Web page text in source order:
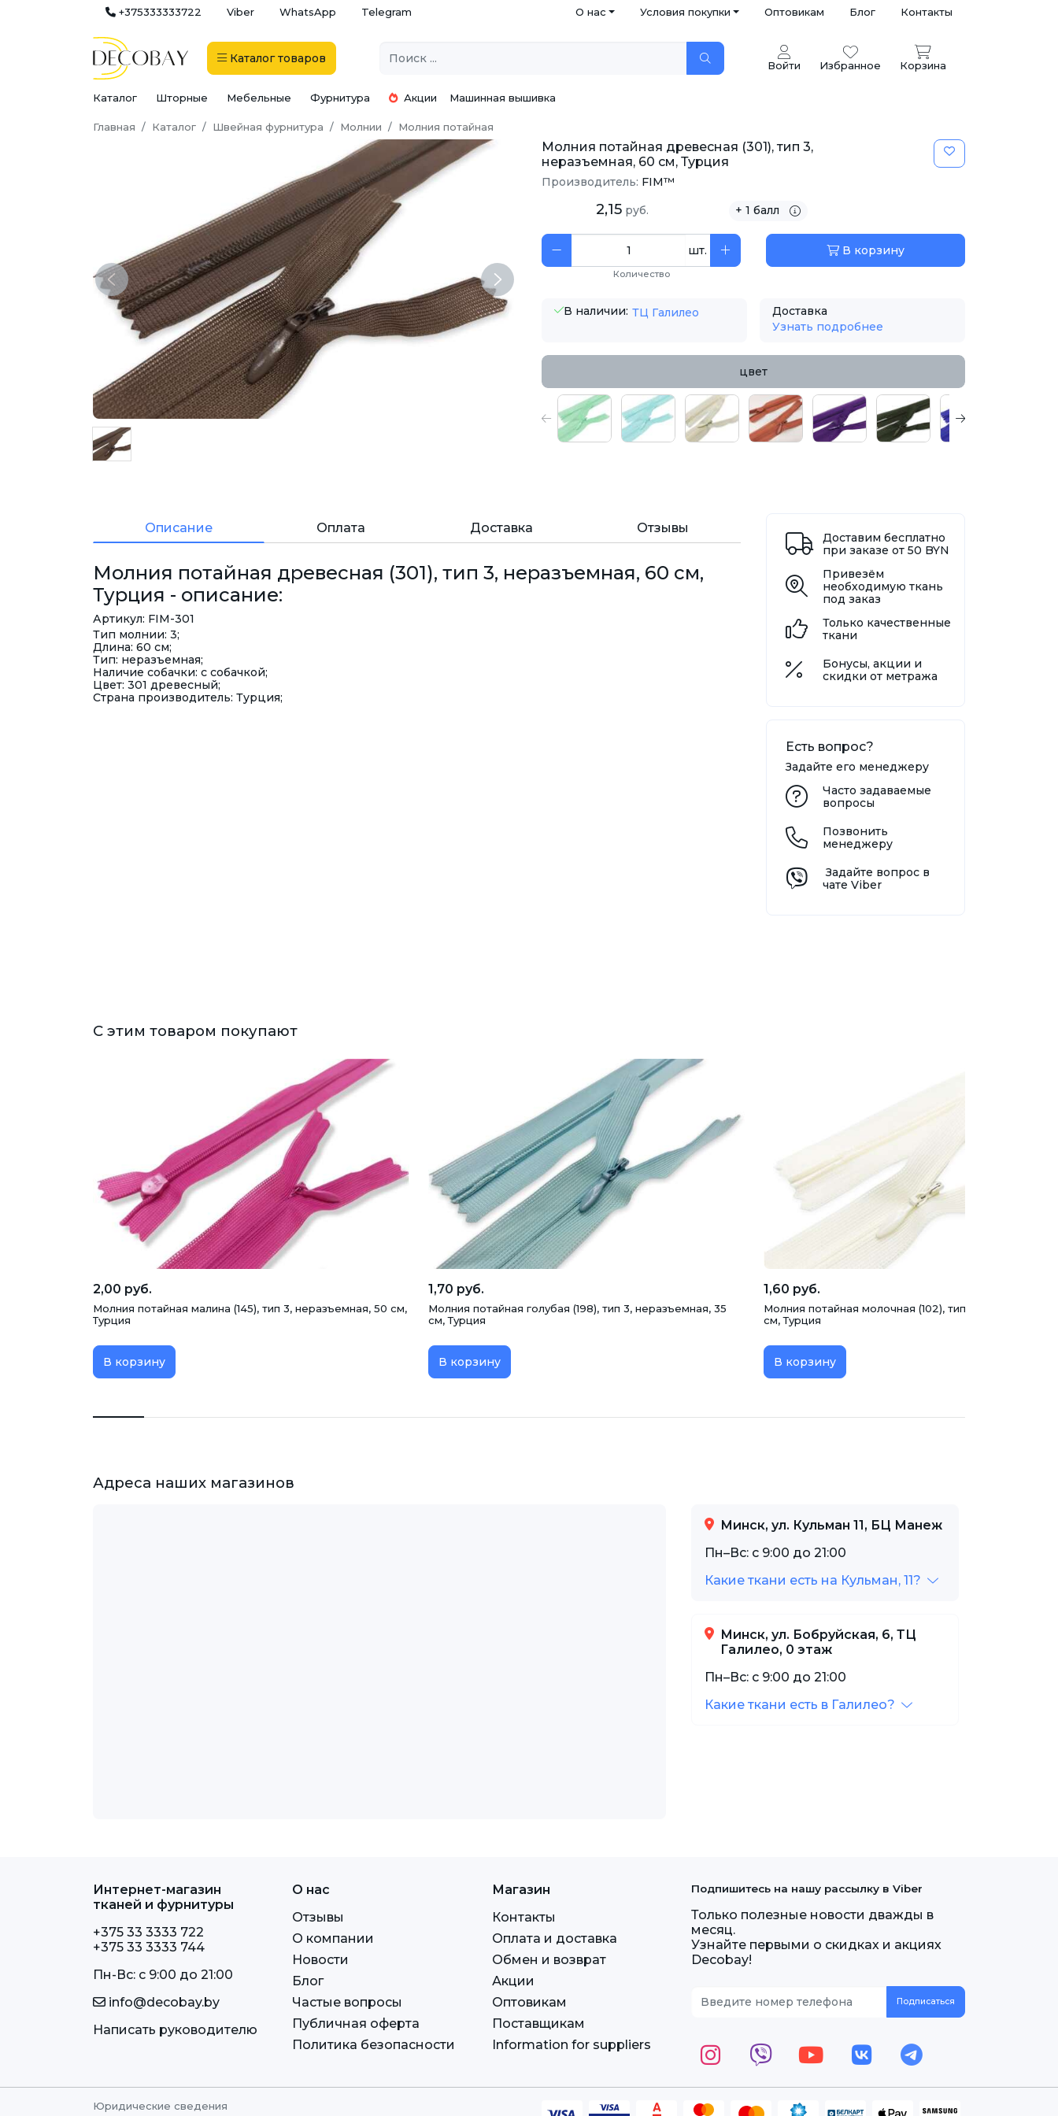
+375333333722 Viber WhatsApp Telegram О нас Условия покупки Оптовикам Блог Контакты
Каталог товаров Войти Избранное Корзина
Каталог Шторные Мебельные Фурнитура Акции Машинная вышивка
Главная Каталог Швейная фурнитура Молнии Молния потайная
Previous Next
Молния потайная древесная (301), тип 3,
неразъемная, 60 см, Турция
Производитель: FIM™
2,15 руб. + 1 балл
шт.
Количество
В корзину
В наличии: ТЦ Галилео
Доставка
Узнать подробнее
цвет
Описание Оплата Доставка Отзывы
Молния потайная древесная (301), тип 3, неразъемная, 60 см,
Турция - описание:
Артикул: FIM-301
Тип молнии: 3;
Длина: 60 см;
Тип: неразъемная;
Наличие собачки: с собачкой;
Цвет: 301 древесный;
Страна производитель: Турция;
Доставим бесплатно
при заказе от 50 BYN
Привезём
необходимую ткань
под заказ
Только качественные
ткани
Бонусы, акции и
скидки от метража
Есть вопрос?
Задайте его менеджеру
Часто задаваемые
вопросы
Позвонить
менеджеру
Задайте вопрос в
чате Viber
С этим товаром покупают
2,00 руб.
Молния потайная малина (145), тип 3, неразъемная, 50 см,
Турция
В корзину
1,70 руб.
Молния потайная голубая (198), тип 3, неразъемная, 35
см, Турция
В корзину
1,60 руб.
Молния потайная молочная (102), тип 3,
см, Турция
В корзину
Адреса наших магазинов
Минск, ул. Кульман 11, БЦ Манеж
Пн–Вс: с 9:00 до 21:00
Какие ткани есть на Кульман, 11?
Минск, ул. Бобруйская, 6, ТЦ
Галилео, 0 этаж
Пн–Вс: с 9:00 до 21:00
Какие ткани есть в Галилео?
Интернет-магазин
тканей и фурнитуры
+375 33 3333 722
+375 33 3333 744
Пн-Вс: c 9:00 до 21:00
info@decobay.by
Написать руководителю
О нас
Отзывы
О компании
Новости
Блог
Частые вопросы
Публичная оферта
Политика безопасности
Магазин
Контакты
Оплата и доставка
Обмен и возврат
Акции
Оптовикам
Поставщикам
Information for suppliers
Подпишитесь на нашу рассылку в Viber
Только полезные новости дважды в
месяц.
Узнайте первыми о скидках и акциях
Decobay!
Юридические сведения